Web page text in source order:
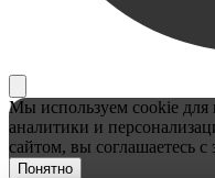
Мы используем cookie для
аналитики и
сайтом, вы соглашаетесь с
Понятно